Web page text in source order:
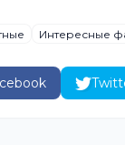
Интересные